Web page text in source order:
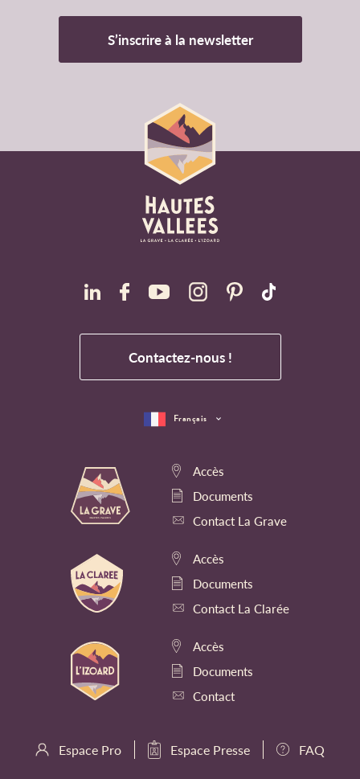
S’inscrire à la newsletter
Contactez-nous !
Accès
Documents
Contact La Grave
Accès
Documents
Contact La Clarée
Accès
Documents
Contact
Espace Pro Espace Presse FAQ
Français